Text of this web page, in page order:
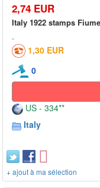
2,74 EUR
Italy 1922 stamps
1,30 EUR
0
US - 334**
Italy
+ ajout à ma sélection